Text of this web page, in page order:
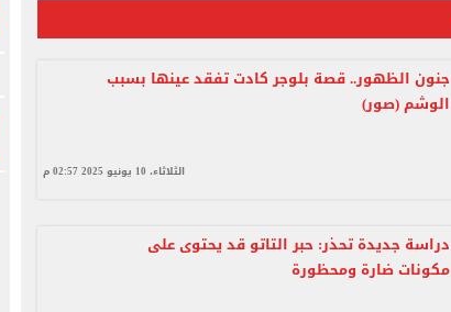
جنون الظهور.. قصة بلوجر كادت تفقد عينها بسبب
الوشم (صور)
الثلاثاء، 10 يونيو 2025 02:57 م
دراسة جديدة تحذر: حبر التاتو قد يحتوى على
مكونات ضارة ومحظورة